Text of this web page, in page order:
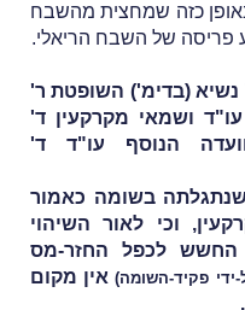
כזה שמחצית מהשבח
פריסה של השבח הריאלי.
נשיא (בדימ') השופטת ר'
ושמאי מקרקעין ד'
הנוסף עו"ד ד'
בשומה כאמור
מקרקעין, וכי לאור השיהוי
החשש לכפל החזר-מס
ידי פקיד-השומה)אין מקום